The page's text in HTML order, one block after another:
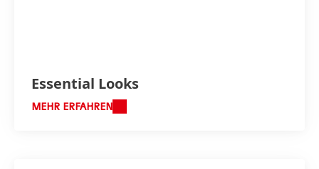
Essential Looks
MEHR ERFAHREN